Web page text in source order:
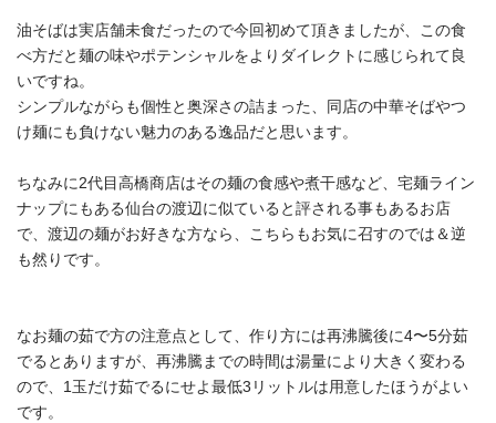
油そばは実店舗未食だったので今回初めて頂きましたが、この食
べ方だと麺の味やポテンシャルをよりダイレクトに感じられて良
いですね。
シンプルながらも個性と奥深さの詰まった、同店の中華そばやつ
け麺にも負けない魅力のある逸品だと思います。
ちなみに2代目高橋商店はその麺の食感や煮干感など、宅麺ライン
ナップにもある仙台の渡辺に似ていると評される事もあるお店
で、渡辺の麺がお好きな方なら、こちらもお気に召すのでは＆逆
も然りです。
なお麺の茹で方の注意点として、作り方には再沸騰後に4〜5分茹
でるとありますが、再沸騰までの時間は湯量により大きく変わる
ので、1玉だけ茹でるにせよ最低3リットルは用意したほうがよい
です。